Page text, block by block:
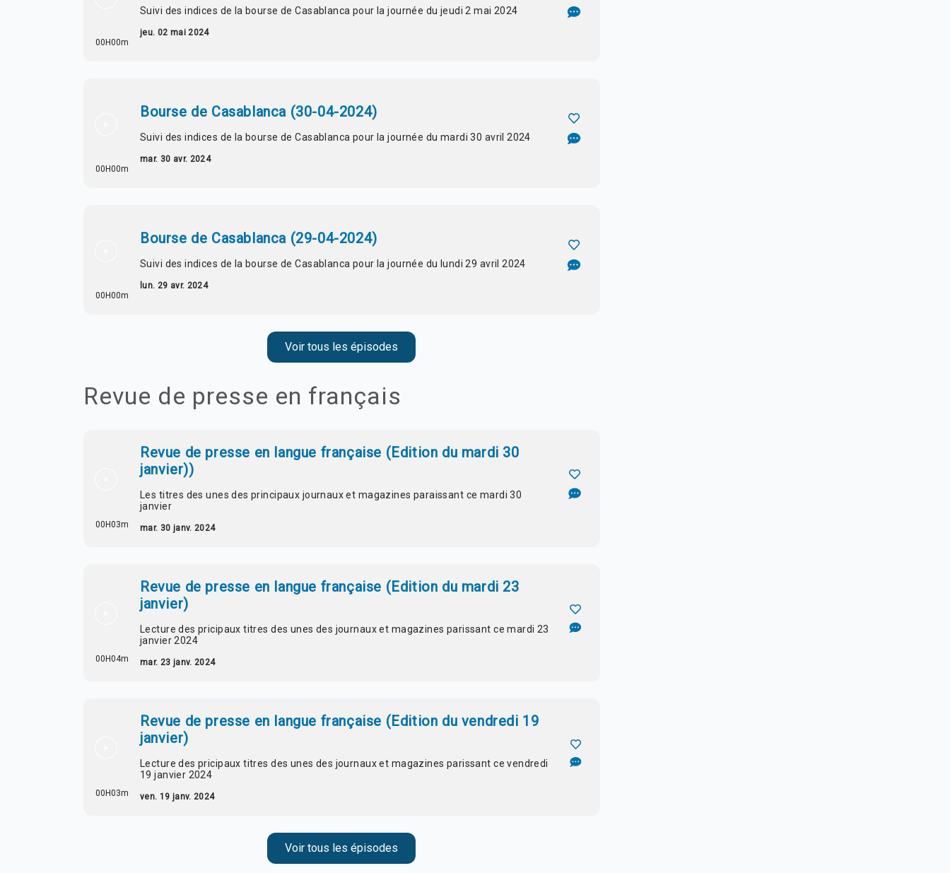
00H00m
Suivi des indices de la bourse de Casablanca pour la journée du jeudi 2 mai 2024
jeu. 02 mai 2024
00H00m
Bourse de Casablanca (30-04-2024)
Suivi des indices de la bourse de Casablanca pour la journée du mardi 30 avril 2024
mar. 30 avr. 2024
00H00m
Bourse de Casablanca (29-04-2024)
Suivi des indices de la bourse de Casablanca pour la journée du lundi 29 avril 2024
lun. 29 avr. 2024
Voir tous les épisodes
Revue de presse en français
00H03m
Revue de presse en langue française (Edition du mardi 30
janvier))
Les titres des unes des principaux journaux et magazines paraissant ce mardi 30
janvier
mar. 30 janv. 2024
00H04m
Revue de presse en langue française (Edition du mardi 23
janvier)
Lecture des pricipaux titres des unes des journaux et magazines parissant ce mardi 23
janvier 2024
mar. 23 janv. 2024
00H03m
Revue de presse en langue française (Edition du vendredi 19
janvier)
Lecture des pricipaux titres des unes des journaux et magazines parissant ce vendredi
19 janvier 2024
ven. 19 janv. 2024
Voir tous les épisodes